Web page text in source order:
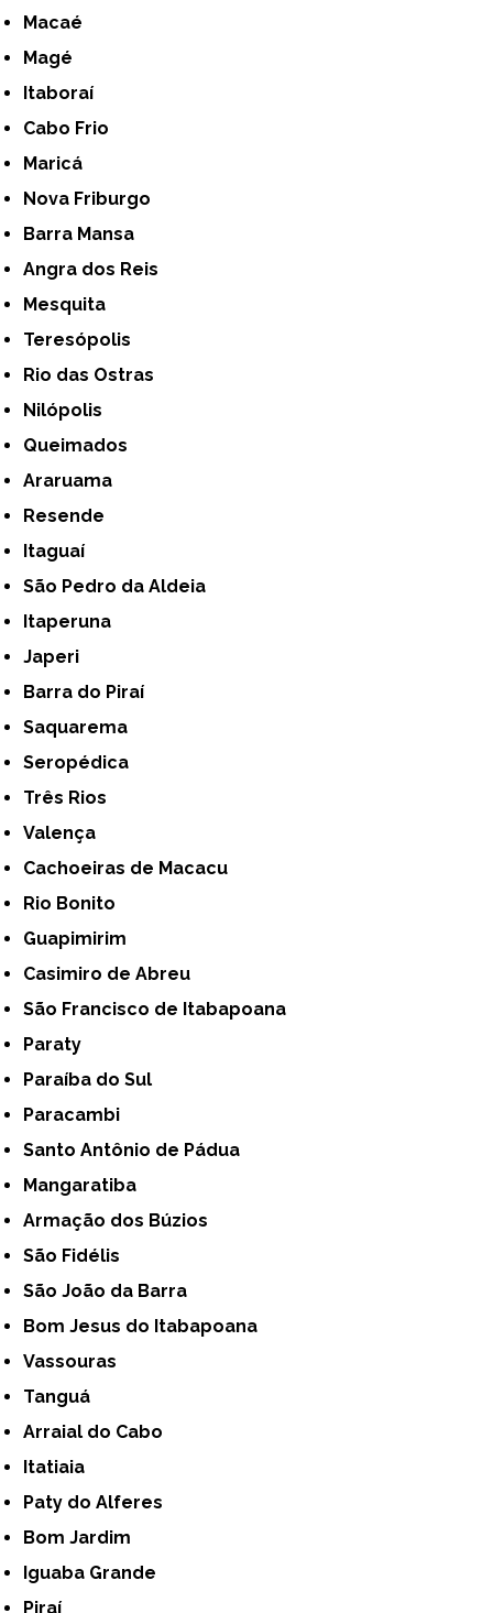
Macaé
Magé
Itaboraí
Cabo Frio
Maricá
Nova Friburgo
Barra Mansa
Angra dos Reis
Mesquita
Teresópolis
Rio das Ostras
Nilópolis
Queimados
Araruama
Resende
Itaguaí
São Pedro da Aldeia
Itaperuna
Japeri
Barra do Piraí
Saquarema
Seropédica
Três Rios
Valença
Cachoeiras de Macacu
Rio Bonito
Guapimirim
Casimiro de Abreu
São Francisco de Itabapoana
Paraty
Paraíba do Sul
Paracambi
Santo Antônio de Pádua
Mangaratiba
Armação dos Búzios
São Fidélis
São João da Barra
Bom Jesus do Itabapoana
Vassouras
Tanguá
Arraial do Cabo
Itatiaia
Paty do Alferes
Bom Jardim
Iguaba Grande
Piraí